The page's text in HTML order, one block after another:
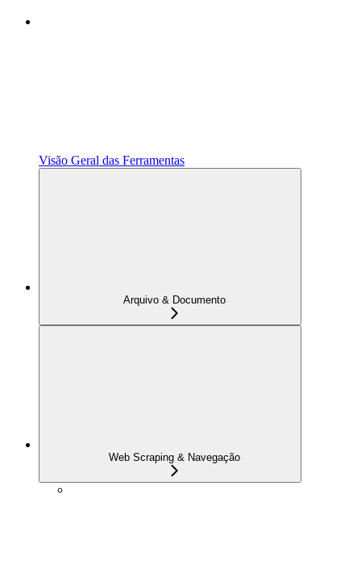
Visão Geral das Ferramentas
Arquivo & Documento
Web Scraping & Navegação